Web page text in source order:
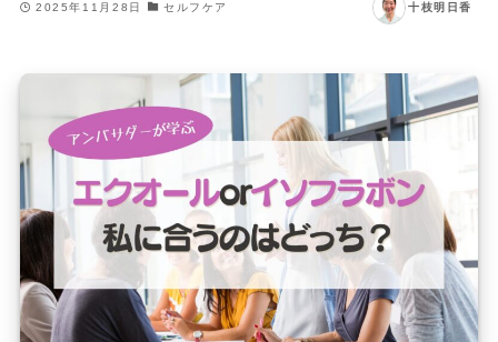
2025年11月28日 セルフケア 十枝明日香